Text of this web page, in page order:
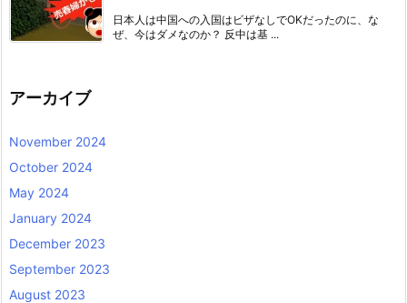
日本人は中国への入国はビザなしでOKだったのに、な
ぜ、今はダメなのか？ 反中は基 ...
アーカイブ
November 2024
October 2024
May 2024
January 2024
December 2023
September 2023
August 2023